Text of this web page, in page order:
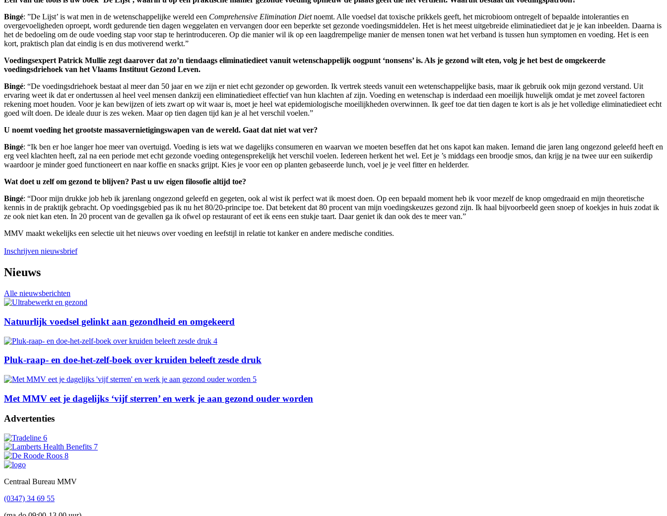
Bingé: ”De Lijst’ is wat men in de wetenschappelijke wereld een Comprehensive Elimination Dietnoemt. Alle voedsel dat toxische prikkels geeft, het microbioom ontregelt of bepaalde intoleranties en
overgevoeligheden oproept, wordt gedurende tien dagen weggelaten en vervangen door een beperkte set gezonde voedingsmiddelen. Het is het meest uitgebreide eliminatiedieet dat je je kan inbeelden. Daarna is
het de bedoeling om de oude voeding stap voor stap te herintroduceren. Op die manier wil ik op een laagdrempelige manier de mensen tonen wat het verband is tussen hun symptomen en voeding. Het is een
kort, praktisch plan dat eindig is en dus motiverend werkt.”
Voedingsexpert Patrick Mullie zegt daarover dat zo’n tiendaags eliminatiedieet vanuit wetenschappelijk oogpunt ‘nonsens’ is. Als je gezond wilt eten, volg je het best de omgekeerde
voedingsdriehoek van het Vlaams Instituut Gezond Leven.
Bingé: “De voedingsdriehoek bestaat al meer dan 50 jaar en we zijn er niet echt gezonder op geworden. Ik vertrek steeds vanuit een wetenschappelijke basis, maar ik gebruik ook mijn gezond verstand. Uit
ervaring weet ik dat er ondertussen al heel veel mensen dankzij een eliminatiedieet effectief van hun klachten af zijn. Voeding en wetenschap is inderdaad een moeilijk huwelijk omdat je met zoveel factoren
rekening moet houden. Voor je kan bewijzen of iets zwart op wit waar is, moet je heel wat epidemiologische moeilijkheden overwinnen. Ik geef toe dat tien dagen te kort is als je het volledige eliminatiedieet echt
goed wilt doen. De ideale duur is zes weken. Maar op tien dagen tijd kan je al het verschil voelen.”
U noemt voeding het grootste massavernietigingswapen van de wereld. Gaat dat niet wat ver?
Bingé: “Ik ben er hoe langer hoe meer van overtuigd. Voeding is iets wat we dagelijks consumeren en waarvan we moeten beseffen dat het ons kapot kan maken. Iemand die jaren lang ongezond geleefd heeft en
erg veel klachten heeft, zal na een periode met echt gezonde voeding ontegensprekelijk het verschil voelen. Iedereen herkent het wel. Eet je ’s middags een broodje smos, dan krijg je na twee uur een suikerdip
waardoor je minder goed functioneert en naar koffie en snacks grijpt. Kies je voor een op planten gebaseerde lunch, voel je je veel fitter en helderder.
Wat doet u zelf om gezond te blijven? Past u uw eigen filosofie altijd toe?
Bingé: “Door mijn drukke job heb ik jarenlang ongezond geleefd en gegeten, ook al wist ik perfect wat ik moest doen. Op een bepaald moment heb ik voor mezelf de knop omgedraaid en mijn theoretische
kennis in de praktijk gebracht. Op voedingsgebied pas ik nu het 80/20-principe toe. Dat betekent dat 80 procent van mijn voedingskeuzes gezond zijn. Ik haal bijvoorbeeld geen snoep of koekjes in huis zodat ik
ze ook niet kan eten. In 20 procent van de gevallen ga ik ofwel op restaurant of eet ik eens een stukje taart. Daar geniet ik dan ook des te meer van.”
MMV maakt wekelijks een selectie uit het nieuws over voeding en leefstijl in relatie tot kanker en andere medische condities.
Inschrijven nieuwsbrief
Nieuws
Alle nieuwsberichten
Natuurlijk voedsel gelinkt aan gezondheid en omgekeerd
Pluk-raap- en doe-het-zelf-boek over kruiden beleeft zesde druk
Met MMV eet je dagelijks ‘vijf sterren’ en werk je aan gezond ouder worden
Advertenties
Footer
Centraal Bureau MMV
(0347) 34 69 55